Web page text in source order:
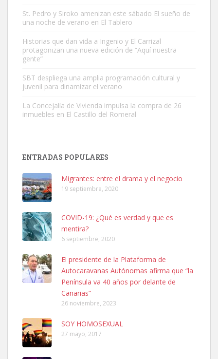
Este gato macho ha aparecido en la calle hace menos de un mes,
es muy manso y extremadamente cari...
Leales.org » Gran Canaria
Leales.org » Gran Canaria
SHIBA PERDIDO AVDA JOSE MESA Y LOPEZ
PERRO MACHO RAZA SHIBA CON MICROCHIP PERDIDO HOY
06/07/2025 ZONA MESA Y LOPEZ. ES MUY ASUSTADIZO
Leales.org » Gran Canaria
6.7.2025
St. Pedro y Siroko amenizan este sábado El sueño de
una noche de verano en El Tablero
Historias que dan vida a Ingenio y El Carrizal
protagonizan una nueva edición de “Aquí nuestra
gente”
SBT despliega una amplia programación cultural y
juvenil para dinamizar el verano
La Concejalía de Vivienda impulsa la compra de 26
inmuebles en El Castillo del Romeral
ENTRADAS POPULARES
Migrantes: entre el drama y el negocio
19 septiembre, 2020
COVID-19: ¿Qué es verdad y que es
mentira?
6 septiembre, 2020
El presidente de la Plataforma de
Autocaravanas Autónomas afirma que “la
Península va 40 años por delante de
Canarias”
26 noviembre, 2023
SOY HOMOSEXUAL
27 mayo, 2017